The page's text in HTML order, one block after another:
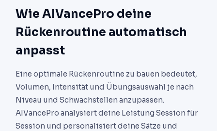
Wie AIVancePro deine
Rückenroutine automatisch
anpasst
Eine optimale Rückenroutine zu bauen bedeutet,
Volumen, Intensität und Übungsauswahl je nach
Niveau und Schwachstellen anzupassen.
AIVancePro analysiert deine Leistung Session für
Session und personalisiert deine Sätze und